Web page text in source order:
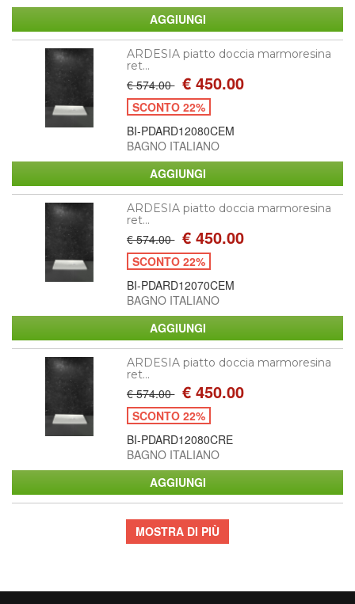
ARDESIA piatto doccia marmoresina
ret...
€ 574.00 € 450.00
SCONTO 22%
BI-PDARD12080CEM
BAGNO ITALIANO
ARDESIA piatto doccia marmoresina
ret...
€ 574.00 € 450.00
SCONTO 22%
BI-PDARD12070CEM
BAGNO ITALIANO
ARDESIA piatto doccia marmoresina
ret...
€ 574.00 € 450.00
SCONTO 22%
BI-PDARD12080CRE
BAGNO ITALIANO
MOSTRA DI PIÙ